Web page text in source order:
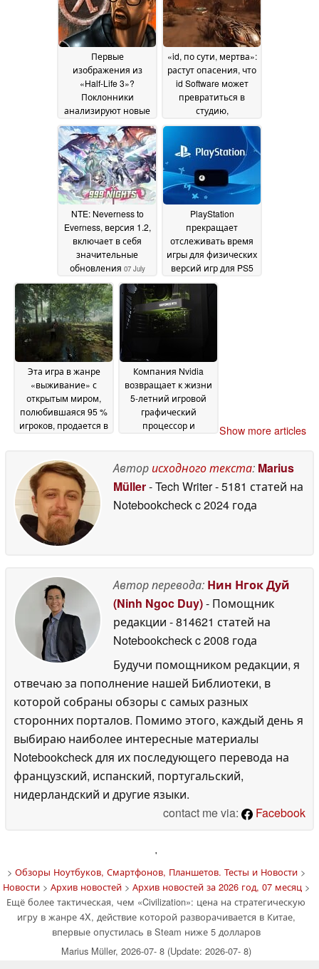
Первые
изображения из
«Half-Life 3»?
Поклонники
анализируют новые
скриншоты07 July 2026
«id, по сути, мертва»:
растут опасения, что
id Software может
превратиться в
студию,
занимающуюся
лишь технической
поддержкой07 July
NTE: Neverness to
Everness, версия 1.2,
включает в себя
значительные
обновления 07 July
2026
PlayStation
прекращает
отслеживать время
игры для физических
версий игр для PS5
перед тем, как Sony
полностью перейдет
на цифровой формат
Эта игра в жанре
«выживание» с
открытым миром,
полюбившаяся 95 %
игроков, продается в
Компания Nvidia
возвращает к жизни
5-летний игровой
графический
процессор и
долларов07 July 2026
Show more articles
Авторисходного текста: Marius
Müller- Tech Writer- 5181 статей на
Notebookcheckc 2024 года
Автор перевода: Нин Нгок Дуй
(Ninh Ngoc Duy)- Помощник
редакции - 814621 статей на
Notebookcheckc 2008 года
Будучи помощником редакции, я
отвечаю за пополнение нашей Библиотеки, в
которой собраны обзоры с самых разных
сторонних порталов. Помимо этого, каждый день я
выбираю наиболее интересные материалы
Notebookcheck для их последующего перевода на
французский, испанский, португальский,
нидерландский и другие языки.
contact me via:
Facebook
'
> Обзоры Ноутбуков, Смартфонов, Планшетов. Тесты и Новости>
Новости> Архив новостей> Архив новостей за 2026 год, 07 месяц>
Ещё более тактическая, чем «Civilization»: цена на стратегическую
игру в жанре 4X, действие которой разворачивается в Китае,
впервые опустилась в Steam ниже 5 долларов
Marius Müller, 2026-07- 8 (Update: 2026-07- 8)